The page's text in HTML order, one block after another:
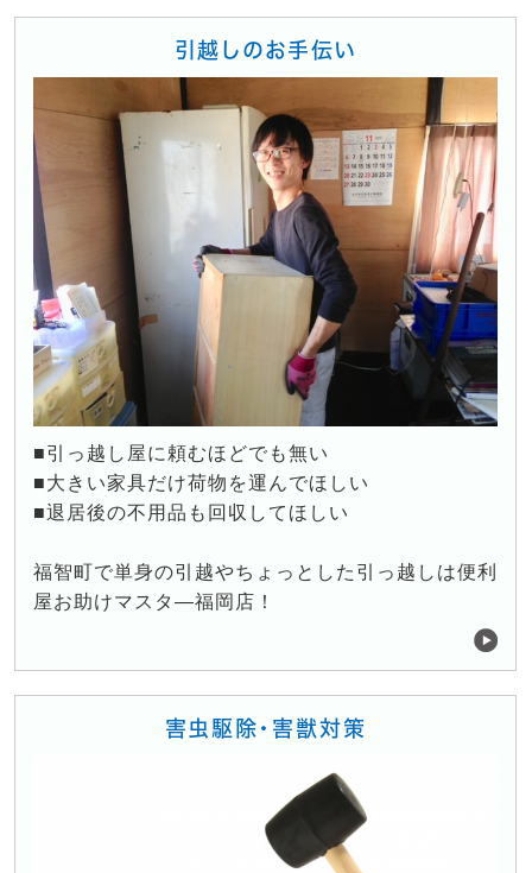
引越しのお手伝い
■引っ越し屋に頼むほどでも無い
■大きい家具だけ荷物を運んでほしい
■退居後の不用品も回収してほしい
福智町で単身の引越やちょっとした引っ越しは便利
屋お助けマスタ―福岡店！
害虫駆除・害獣対策